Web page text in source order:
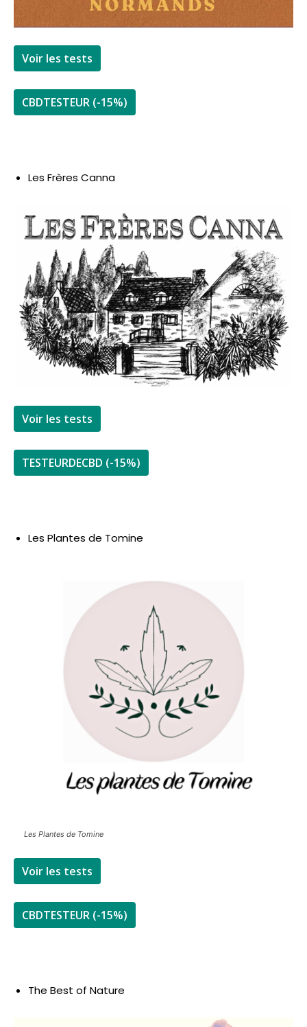
Voir les tests
CBDTESTEUR (-15%)
Les Frères Canna
Voir les tests
TESTEURDECBD (-15%)
Les Plantes de Tomine
Les Plantes de Tomine
Voir les tests
CBDTESTEUR (-15%)
The Best of Nature